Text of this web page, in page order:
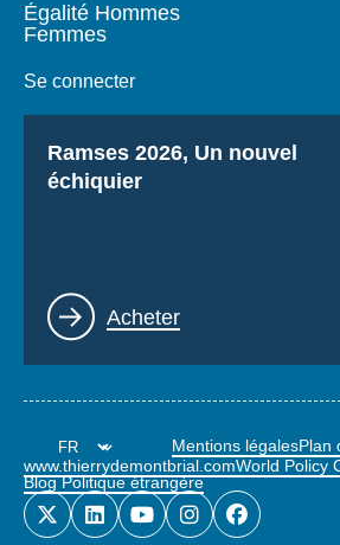
Égalité Hommes
Femmes
Se connecter
Titre
Ramses 2026, Un nouvel
échiquier
Lien
Acheter
Mentions légalesPlan
www.thierrydemontbrial.comWorld Policy
Blog Politique étrangère